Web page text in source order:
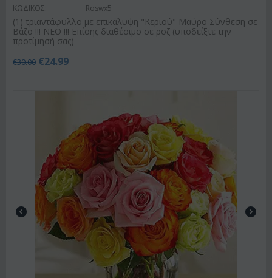
ΚΩΔΙΚΟΣ: Roswx5
(1) τριαντάφυλλο με επικάλυψη "Κεριού" Μαύρο Σύνθεση σε
Βάζο !!! ΝΕΟ !!! Επίσης διαθέσιμο σε ροζ (υποδείξτε την
προτίμησή σας)
€30.00 €24.99